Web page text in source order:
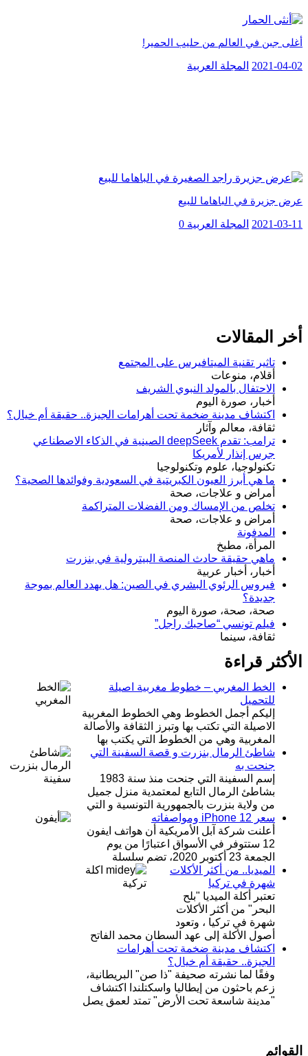
أغلى جبن في العالم من حليب الحمير!
2021-04-02 المجلة العربية
عرض جزيرة في الباهاما للبيع
2021-03-11 المجلة العربية 0
أخر المقالات
تاثير تقنية الميتافيرس على المجتمع
أقلام، منوعات
الاحتفال بالمولد النبوي الشريف
أخبار، صورة اليوم
اكتشاف مدينة ضخمة تحت أهرامات الجيزة.. حقيقة أم خيال؟
ثقافة، معالم وآثار
ترامب: تقدم deepSeek الصينية في الذكاء الاصطناعي
جرس إنذار لأمريكا
تكنولوجيا، علوم وتكنولوجيا
ما هي أبرز العيون الكبريتية في السعودية وفوائدها الصحية؟
أمراض و علاجات، صحة
تخلص من الإمساك ومن الفضلات المتراكمة
أمراض و علاجات، صحة
المدفونة
المرأة، مطبخ
ماهي حقيقة حادث المنصة البيترولية في بنزرت
أخبار، أخبار عربية
فيروس الرئوي البشري في الصين: هل يهدد العالم بموجة
جديدة؟
صحة، صحة، صورة اليوم
فيلم تونسي “صاحبك راجل”
ثقافة، سينما
الأكثر قراءة
الخط المغربي – خطوط مغربية اصيلة
للتحميل
إليكم أجمل الخطوط وهي الخطوط المغربية
الاصيلة التي تكتب بها وتبرز الثقافة والأصالة
المغربية وهي من الخطوط التي يكتب بها
شاطئ الرمال بنزرت و قصة السفينة التي
جنحت به
إسم السفينة التي جنحت منذ سنة 1983
بشاطئ الرمال التابع لمعتمدية منزل جميل
من ولاية بنزرت بالجمهورية التونسية و التي
سعر iPhone 12 ومواصفاته
أعلنت شركة آبل الأمريكية أن هواتف ايفون
12 ستتوفر في الأسواق اعتبارًا من يوم
الجمعة 23 أكتوبر 2020، تضم سلسلة
الميديا.. من أكثر الأكلات
شهرة في تركيا
تعتبر أكلة الميديا "بلح
البحر" من أكثر الأكلات
شهرة في تركيا ، وتعود
أصول الأكلة إلى عهد السطان محمد الفاتح
اكتشاف مدينة ضخمة تحت أهرامات
الجيزة.. حقيقة أم خيال؟
وفقًا لما نشرته صحيفة "ذا صن" البريطانية،
زعم باحثون من إيطاليا واسكتلندا اكتشاف
"مدينة شاسعة تحت الأرض" تمتد لعمق يصل
القوائم